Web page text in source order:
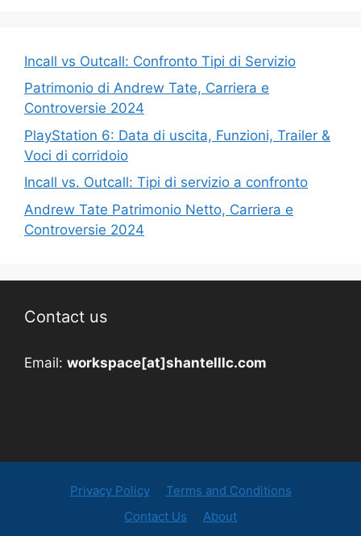
Incall vs Outcall: Confronto Tipi di Servizio
Patrimonio di Andrew Tate, Carriera e
Controversie 2024
PlayStation 6: Data di uscita, Funzioni, Trailer &
Voci di corridoio
Incall vs. Outcall: Tipi di servizio a confronto
Andrew Tate Patrimonio Netto, Carriera e
Controversie 2024
Contact us
Email: workspace[at]shantelllc.com
Privacy Policy
Terms and Conditions
Contact Us
About